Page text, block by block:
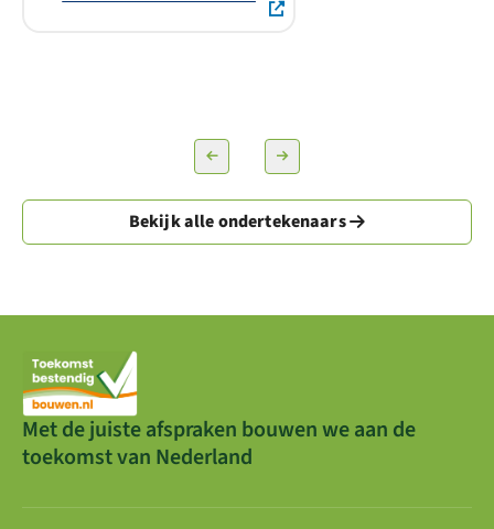
Bekijk alle ondertekenaars
Met de juiste afspraken bouwen we aan de
toekomst van Nederland